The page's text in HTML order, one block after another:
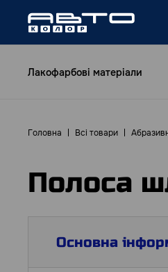
Лакофарбові матеріали
Головна Всі товари
Полоса
Основна